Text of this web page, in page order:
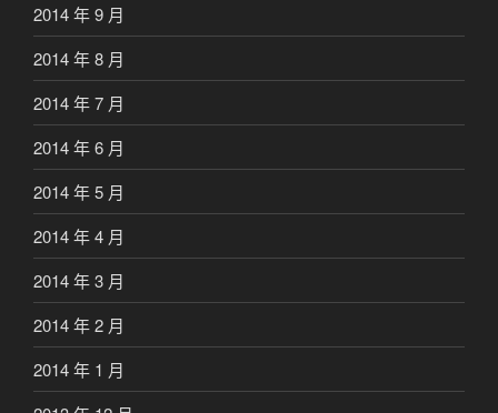
2014 年 9 月
2014 年 8 月
2014 年 7 月
2014 年 6 月
2014 年 5 月
2014 年 4 月
2014 年 3 月
2014 年 2 月
2014 年 1 月